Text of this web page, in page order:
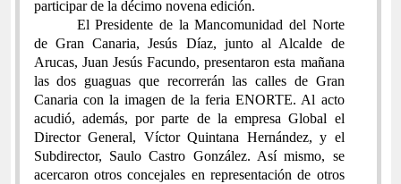
participar de la décimo novena edición.
El Presidente de la Mancomunidad del Norte
de Gran Canaria, Jesús Díaz, junto al Alcalde de
Arucas, Juan Jesús Facundo, presentaron esta mañana
las dos guaguas que recorrerán las calles de Gran
Canaria con la imagen de la feria ENORTE. Al acto
acudió, además, por parte de la empresa Global el
Director General, Víctor Quintana Hernández, y el
Subdirector, Saulo Castro González. Así mismo, se
acercaron otros concejales en representación de otros